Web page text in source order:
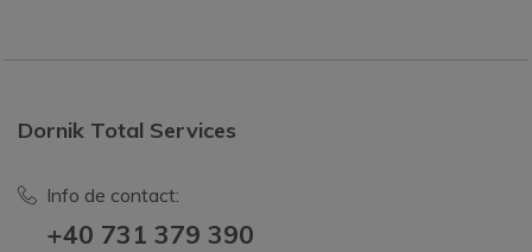
Dornik Total Services
Info de contact:
+40 731 379 390